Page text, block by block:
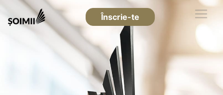
Înscrie-te